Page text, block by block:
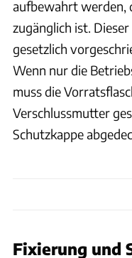
aufbewahrt werden,
zugänglich ist.
gesetzlich
Wenn nur die
muss die
Verschlussmutter
Schutzkappe
Fixierung und